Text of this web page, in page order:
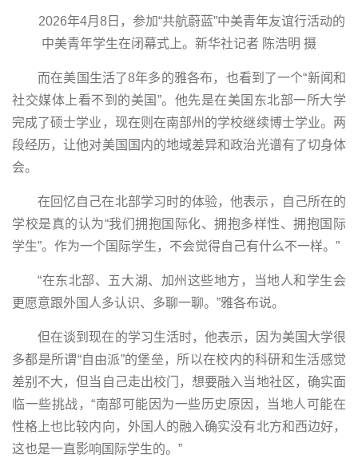
2026年4月8日，参加“共航蔚蓝”中美青年友谊行活动的
中美青年学生在闭幕式上。新华社记者 陈浩明 摄
而在美国生活了8年多的雅各布，也看到了一个“新闻和
社交媒体上看不到的美国”。他先是在美国东北部一所大学
完成了硕士学业，现在则在南部州的学校继续博士学业。两
段经历，让他对美国国内的地域差异和政治光谱有了切身体
会。
在回忆自己在北部学习时的体验，他表示，自己所在的
学校是真的认为“我们拥抱国际化、拥抱多样性、拥抱国际
学生”。作为一个国际学生，不会觉得自己有什么不一样。”
“在东北部、五大湖、加州这些地方，当地人和学生会
更愿意跟外国人多认识、多聊一聊。”雅各布说。
但在谈到现在的学习生活时，他表示，因为美国大学很
多都是所谓“自由派”的堡垒，所以在校内的科研和生活感觉
差别不大，但当自己走出校门，想要融入当地社区，确实面
临一些挑战，“南部可能因为一些历史原因，当地人可能在
性格上也比较内向，外国人的融入确实没有北方和西边好，
这也是一直影响国际学生的。”